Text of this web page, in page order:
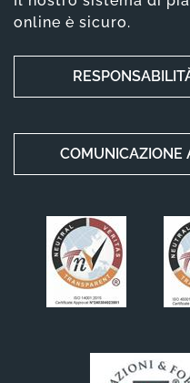
online è sicuro.
COMUNICAZIONE